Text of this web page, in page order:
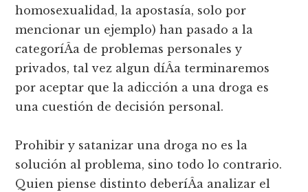
homosexualidad, la apostasí­a, solo por
mencionar un ejemplo) han pasado a la
categorí­Â­a de problemas personales y
privados, tal vez algun dí­Â­a terminaremos
por aceptar que la adicción a una droga es
una cuestión de decisión personal.
Prohibir y satanizar una droga no es la
solución al problema, sino todo lo contrario.
Quien piense distinto deberí­Â­a analizar el